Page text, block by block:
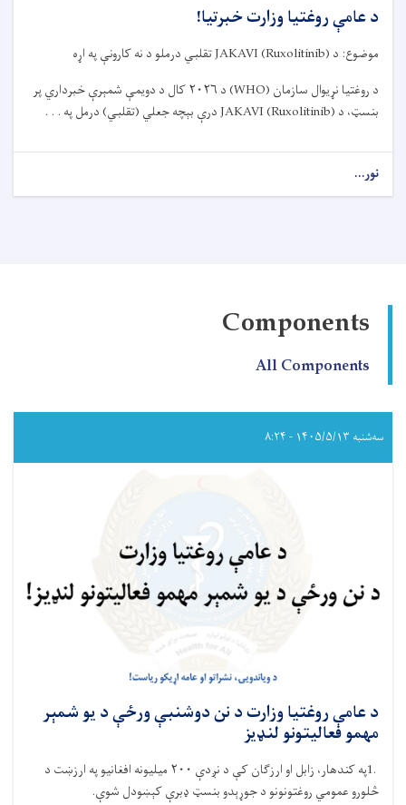
د عامې روغتیا وزارت خبرتیا!
موضوع: د JAKAVI (Ruxolitinib)تقلبي درملو د نه کارونې په اړه
د روغتیا نړیوال سازمان (WHO)د ۲۰۲۶کال د دویمې شمېرې خبرداري پر
بنسټ، د JAKAVI (Ruxolitinib)درې بېچه جعلي (تقلبي) درمل په . . .
نور...
د
Components
All Components
سه‌شنبه ۱۴۰۵/۵/۱۳ - ۸:۲۴
د عامې روغتیا وزارت د نن دوشنبې ورځې د یو شمېر
مهمو فعالیتونو لنډیز
1.په کندهار، زابل او ارزګان کې د نږدې ۲۰۰ میلیونه افغانیو په ارزښت د
څلورو عمومي روغتونونو د جوړېدو بنسټ ډبرې کېښودل شوې.